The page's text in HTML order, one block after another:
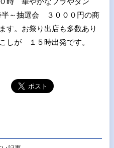
半～抽選会 ３０００円の商
す。お祭り出店も多数あり
しが １５時出発です。